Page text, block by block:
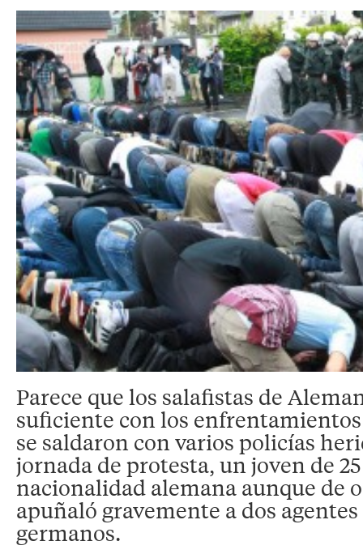
Parece que los salafistas de
suficiente con los
se saldaron con varios policías
jornada de protesta, un joven de
nacionalidad alemana aunque de
apuñaló gravemente a dos
germanos.